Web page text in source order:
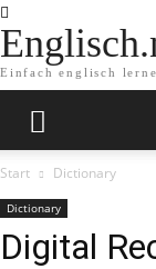
Einfach englisch
Start Dictionary
Dictionary
Digital